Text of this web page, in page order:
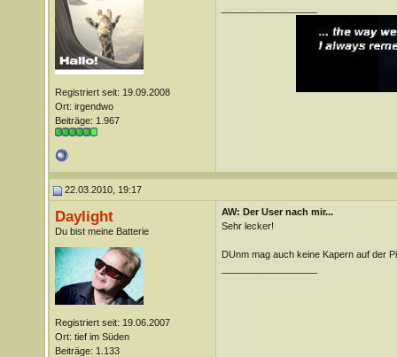
Registriert seit: 19.09.2008
Ort: irgendwo
Beiträge: 1.967
22.03.2010, 19:17
Daylight
Du bist meine Batterie
Registriert seit: 19.06.2007
Ort: tief im Süden
Beiträge: 1.133
AW: Der User nach mir...
Sehr lecker!
DUnm mag auch keine Kapern auf der